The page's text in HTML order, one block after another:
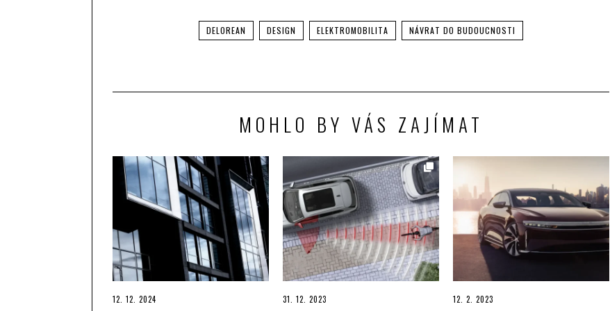
DELOREAN DESIGN ELEKTROMOBILITA NÁVRAT DO BUDOUCNOSTI
MOHLO BY VÁS ZAJÍMAT
12. 12. 2024 31. 12. 2023 12. 2. 2023